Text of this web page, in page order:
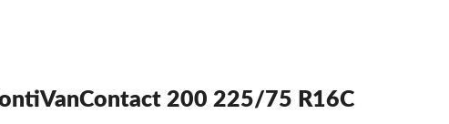
200 225/75 R16C